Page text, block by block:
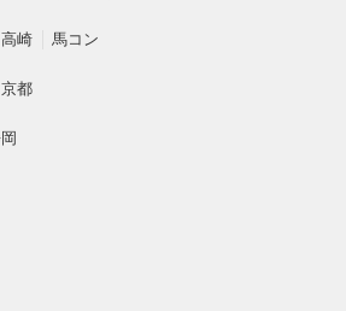
高崎 馬コン
京都